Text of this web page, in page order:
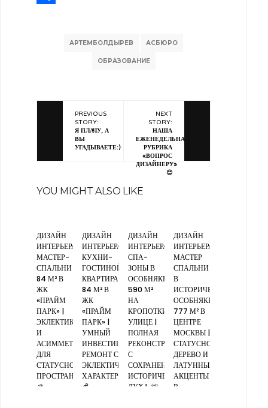
АРТЕМБОЛДЫРЕВ АСБЮРО
ОБРАЗОВАНИЕ
PREVIOUS
STORY:
Я ПЛАЧУ, А
ВЫ
УГАДЫВАЕТЕ:)
NEXT
STORY:
НАША
ЕЖЕНЕДЕЛЬНАЯ
РУБРИКА
«ВОПРОС
ДИЗАЙНЕРУ»
😊
YOU MIGHT ALSO LIKE
ДИЗАЙН
ИНТЕРЬЕРА
МАСТЕР-
СПАЛЬНИ
84 М² В
ЖК
«ПРАЙМ
ПАРК» |
ЭКЛЕКТИКА
И
АСИММЕТРИЯ
ДЛЯ
СТАТУСНОГО
ПРОСТРАНСТВА
🎨
ДИЗАЙН
ИНТЕРЬЕРА
КУХНИ-
ГОСТИНОЙ,
КВАРТИРА
84 М² В
ЖК
«ПРАЙМ
ПАРК» |
УМНЫЙ
ИНВЕСТИЦИОННЫЙ
РЕМОНТ С
ЭКЛЕКТИЧНЫМ
ХАРАКТЕРОМ
💰
ДИЗАЙН
ИНТЕРЬЕРА
СПА-
ЗОНЫ В
ОСОБНЯКЕ
590 М²
НА
КРОПОТКИНСКОЙ
УЛИЦЕ |
ПОЛНАЯ
РЕКОНСТРУКЦИЯ
С
СОХРАНЕНИЕМ
ИСТОРИЧЕСКОГО
ДУХА 🛀
ДИЗАЙН
ИНТЕРЬЕРА
МАСТЕР
СПАЛЬНИ
В
ИСТОРИЧЕСКОМ
ОСОБНЯКЕ
777 М² В
ЦЕНТРЕ
МОСКВЫ |
СТАТУСНОЕ
ДЕРЕВО И
ЛАТУННЫЕ
АКЦЕНТЫ
В